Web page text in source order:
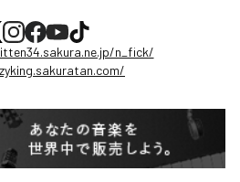
n_fick/